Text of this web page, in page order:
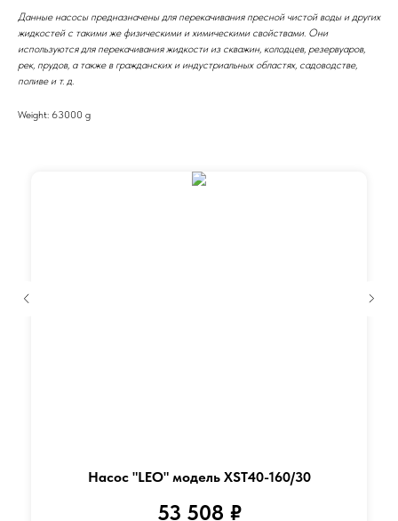
Данные насосы предназначены для перекачивания пресной чистой воды и других
жидкостей с такими же физическими и химическими свойствами. Они
используются для перекачивания жидкости из скважин, колодцев, резервуаров,
рек, прудов, а также в гражданских и индустриальных областях, садоводстве,
поливе и т. д.
Weight: 63000 g
Насос "LEO" модель XST40-160/30
53 508 ₽